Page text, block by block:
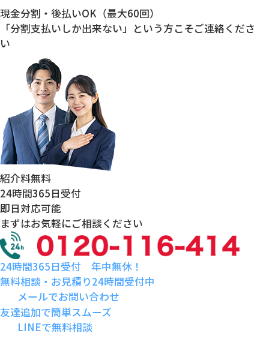
現金分割・後払いOK（最大60回）
「分割支払いしか出来ない」という方こそご連絡くださ
い
紹介料無料
24時間365日受付
即日対応可能
まずはお気軽にご相談ください
24時間365日受付 年中無休！
無料相談・お見積り24時間受付中
メールでお問い合わせ
友達追加で簡単スムーズ
LINEで無料相談